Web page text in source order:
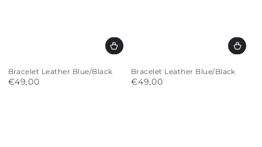
Bracelet Leather Blue/Black
Regular
€49,00
Bracelet Leather Blue/Black
Regular
€49,00